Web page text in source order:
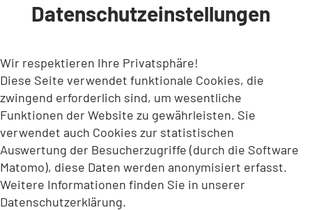
INHALT ANSPRINGEN
Datenschutzeinstellungen
Wir respektieren Ihre Privatsphäre!
Diese Seite verwendet funktionale Cookies, die
zwingend erforderlich sind, um wesentliche
Funktionen der Website zu gewährleisten. Sie
verwendet auch Cookies zur statistischen
Auswertung der Besucherzugriffe (durch die Software
Matomo), diese Daten werden anonymisiert erfasst.
Weitere Informationen finden Sie in unserer
Datenschutzerklärung.